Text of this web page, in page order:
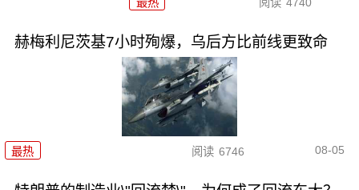
最热 阅读 4740
赫梅利尼茨基7小时殉爆，乌后方比前线更致命
最热 阅读 6746 08-05